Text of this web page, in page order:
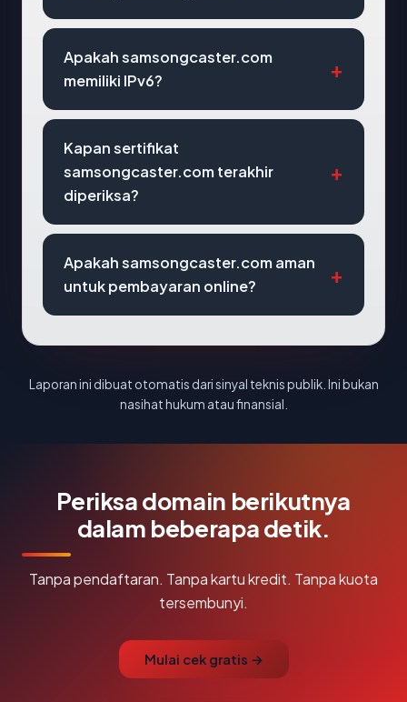
Apakah samsongcaster.com
memiliki IPv6?
Kapan sertifikat
samsongcaster.com terakhir
diperiksa?
Apakah samsongcaster.com aman
untuk pembayaran online?
Laporan ini dibuat otomatis dari sinyal teknis publik. Ini bukan
nasihat hukum atau finansial.
Periksa domain berikutnya
dalam beberapa detik.
Tanpa pendaftaran. Tanpa kartu kredit. Tanpa kuota
tersembunyi.
Mulai cek gratis →